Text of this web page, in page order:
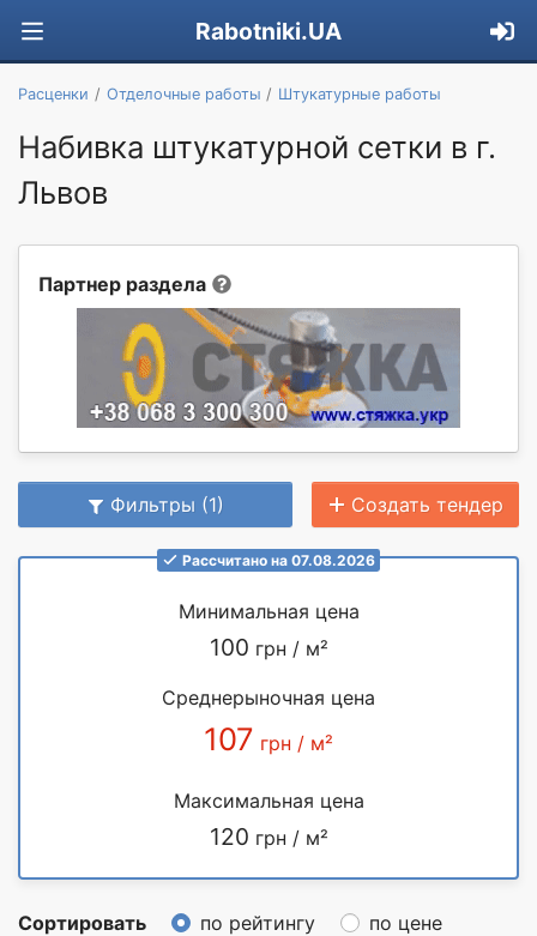
Rabotniki.UA
Расценки Отделочные работы Штукатурные работы
Набивка штукатурной сетки в г.
Львов
Партнер раздела
Фильтры (1) Создать тендер
Рассчитано на 07.08.2026
Минимальная цена
100 грн / м²
Среднерыночная цена
107 грн / м²
Максимальная цена
120 грн / м²
Сортировать по рейтингу
по цене